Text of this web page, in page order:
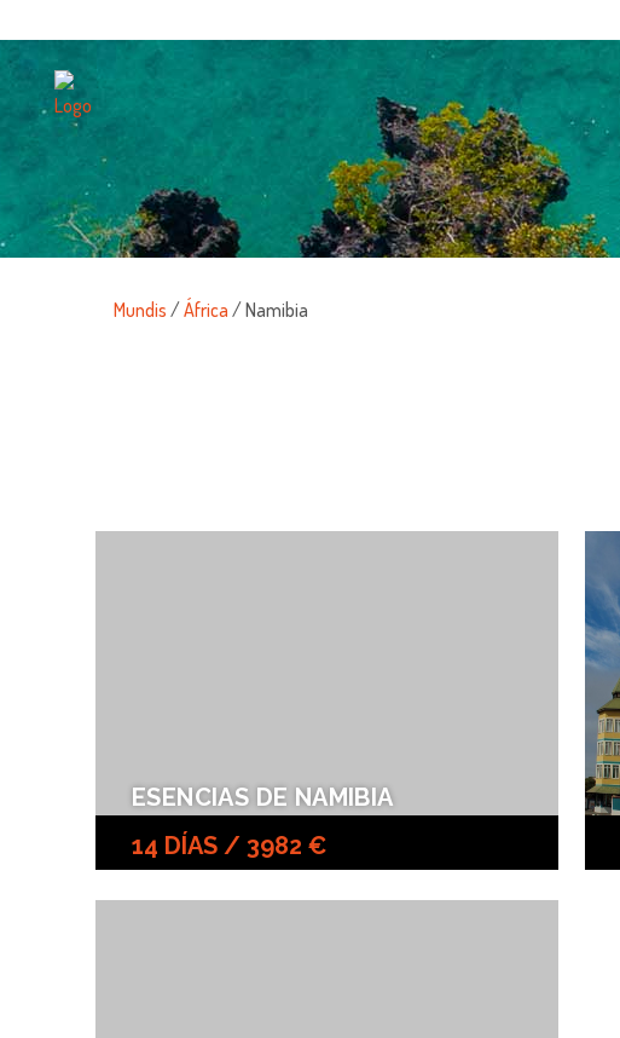
Mundis /África / Namibia
ESENCIAS DE NAMIBIA
14 DÍAS / 3982 €